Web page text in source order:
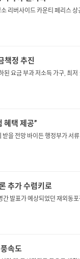
리버사이드 카운티 페리스
책정 추진
요금 부과 저소득 가구, 최
혜택 제공”
을 전망 바이든 행정부가
추가 수렴키로
발표가 예상되었던 재외동
속도